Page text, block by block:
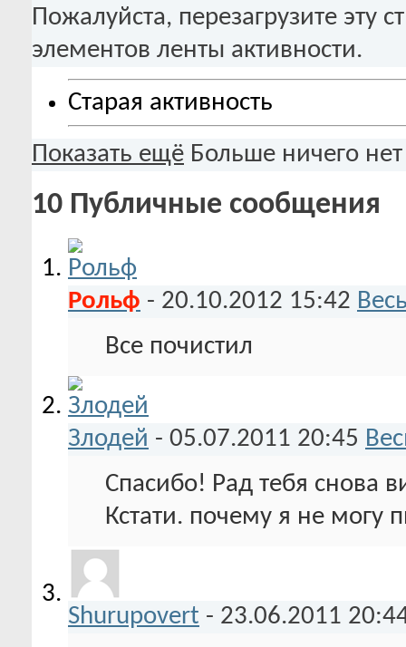
Пожалуйста, перезагрузите эту
элементов ленты активности.
Старая активность
Показать ещё Больше ничего нет
10 Публичные сообщения
Рольф - 20.10.2012 15:42
Все почистил
Злодей - 05.07.2011 20:45
Спасибо! Рад тебя снова
Кстати. почему я не могу
Shurupovert - 23.06.2011